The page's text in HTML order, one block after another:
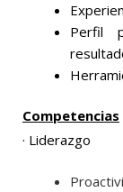
Perfil
Competencias
· Liderazgo